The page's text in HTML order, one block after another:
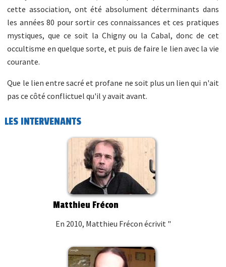
cette association, ont été absolument déterminants dans
les années 80 pour sortir ces connaissances et ces pratiques
mystiques, que ce soit la Chigny ou la Cabal, donc de cet
occultisme en quelque sorte, et puis de faire le lien avec la vie
courante.
Que le lien entre sacré et profane ne soit plus un lien qui n'ait
pas ce côté conflictuel qu'il y avait avant.
LES INTERVENANTS
Matthieu Frécon
En 2010, Matthieu Frécon écrivit "